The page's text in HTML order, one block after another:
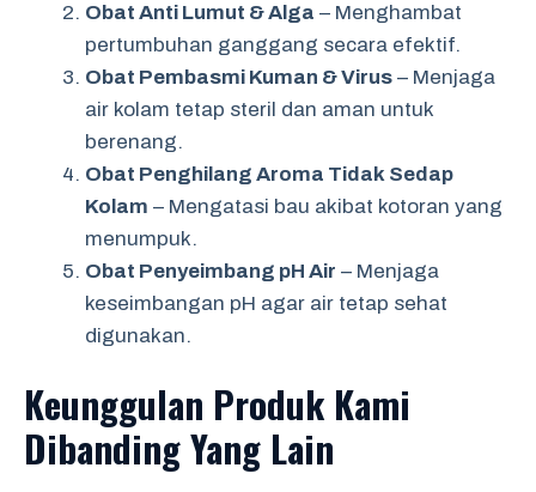
Obat Anti Lumut & Alga – Menghambat
pertumbuhan ganggang secara efektif.
Obat Pembasmi Kuman & Virus – Menjaga
air kolam tetap steril dan aman untuk
berenang.
Obat Penghilang Aroma Tidak Sedap
Kolam – Mengatasi bau akibat kotoran yang
menumpuk.
Obat Penyeimbang pH Air – Menjaga
keseimbangan pH agar air tetap sehat
digunakan.
Keunggulan Produk Kami
Dibanding Yang Lain